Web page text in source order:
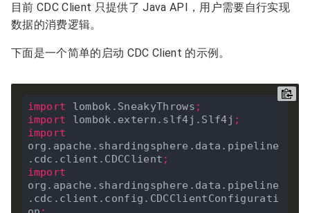
目前 CDC Client 只提供了 Java API，用户需要自行实现
数据的消费逻辑。
下面是一个简单的启动 CDC Client 的示例。
import lombok.SneakyThrows ;
import lombok.extern.slf4j.Slf4j ;
import
org.apache.shardingsphere.data.pipeline
.cdc.client.CDCClient ;
import
org.apache.shardingsphere.data.pipeline
.cdc.client.config.CDCClientConfigurati